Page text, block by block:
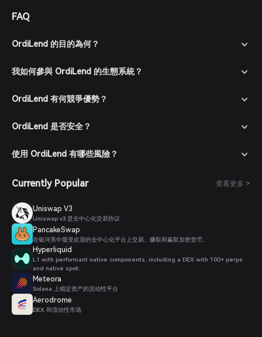
充值錢包：通過轉帳加密貨幣或使用支持的付款方式購買加密貨
進入市場：在 Bitget 錢包中，前往市場區域並搜尋 OrdiLend 以
下單購買：選擇所需的交易對（如 OrdiLend/USDT），輸入購買
FAQ
OrdiLend 的目的為何？
我如何參與 OrdiLend 的生態系統？
OrdiLend 有何競爭優勢？
OrdiLend 是否安全？
使用 OrdiLend 有哪些風險？
Currently Popular 查看更多 >
Uniswap V3
Uniswap v3 是去中心化交易协议
PancakeSwap
在银河系中最受欢迎的去中心化平台上交易、赚取和赢取加密货币。
Hyperliquid
L1 with performant native components, including a DEX with 100+ perps
and native spot.
Meteora
Solana 上稳定资产的流动性平台
Aerodrome
DEX 和流动性市场